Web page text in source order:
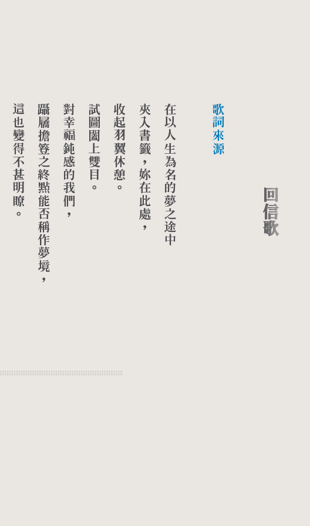
回信歌
歌詞來源
在以人生為名的夢之途中
夾入書籤，妳在此處，
收起羽翼休憩。
試圖闔上雙目。
對幸福鈍感的我們，
躡屩擔簦之終點能否稱作夢境，
這也變得不甚明瞭。